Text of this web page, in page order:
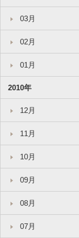
03月
02月
01月
2010年
12月
11月
10月
09月
08月
07月